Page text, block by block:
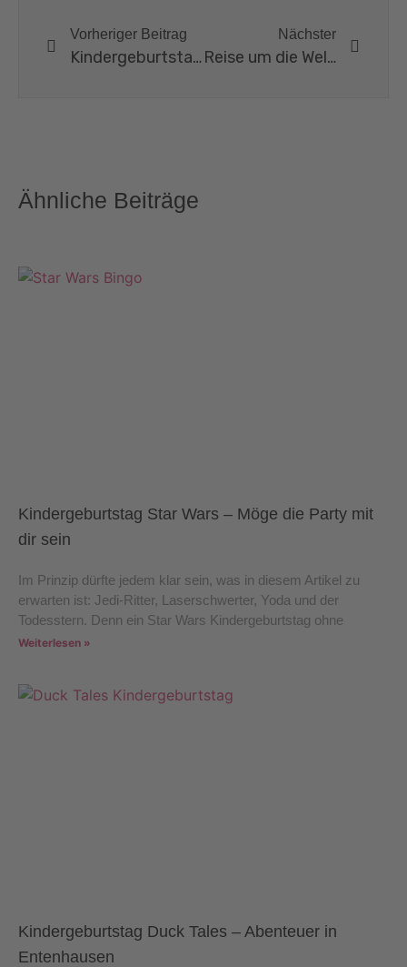
Vorheriger Beitrag
Kindergeburtstag „Weltraum“ – Aliens, Astronauten, Abenteuer
Nächster
Reise um die Welt – Ein globaler Kindergeburtstag
Ähnliche Beiträge
Kindergeburtstag Star Wars – Möge die Party mit
dir sein
Im Prinzip dürfte jedem klar sein, was in diesem Artikel zu
erwarten ist: Jedi-Ritter, Laserschwerter, Yoda und der
Todesstern. Denn ein Star Wars Kindergeburtstag ohne
Weiterlesen »
Kindergeburtstag Duck Tales – Abenteuer in
Entenhausen